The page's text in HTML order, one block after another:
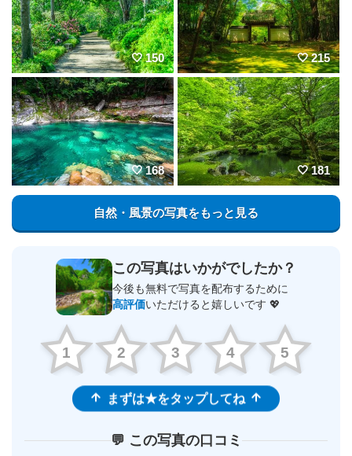
150 215
168 181
自然・風景の写真をもっと見る
この写真はいかがでしたか？
今後も無料で写真を配布するために
高評価いただけると嬉しいです 💖
1 2 3 4 5
まずは★をタップしてね
💬 この写真の口コミ